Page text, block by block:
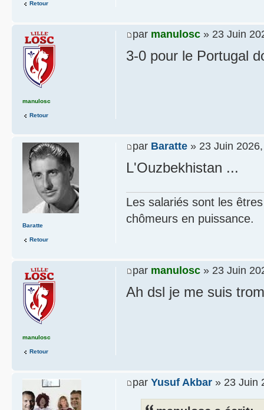
Retour
par manulosc » 23 Juin
3-0 pour le Portugal
manulosc
Retour
par Baratte » 23 Juin
L'Ouzbekhistan ...
Les salariés sont les
chômeurs en puissance.
Baratte
Retour
par manulosc » 23 Juin
Ah dsl je me suis
manulosc
Retour
par Yusuf Akbar » 23 Juin